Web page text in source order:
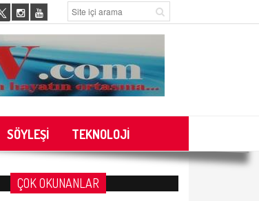
SÖYLEŞİ TEKNOLOJİ
ÇOK OKUNANLAR